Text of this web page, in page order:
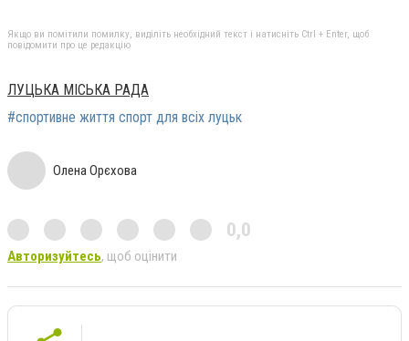
Якщо ви помітили помилку, виділіть необхідний текст і натисніть Ctrl + Enter, щоб
повідомити про це редакцію
ЛУЦЬКА МІСЬКА РАДА
#спортивне життя спорт для всіх луцьк
Олена Орєхова
0,0
Авторизуйтесь, щоб оцінити